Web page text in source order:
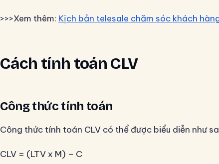
>>>Xem thêm: Kịch bản telesale chăm sóc khách
Cách tính toán CLV
Công thức tính toán
Công thức tính toán CLV có thể được biểu diễn như
CLV = (LTV x M) – C